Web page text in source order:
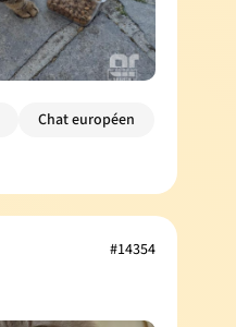
Chat européen
#14354